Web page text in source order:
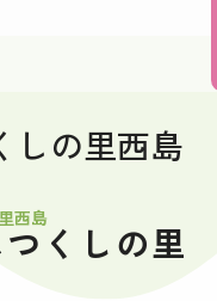
しの里西島
西島
くしの里